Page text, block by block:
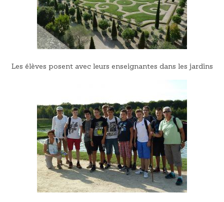
Les élèves posent avec leurs enseignantes dans les jardins